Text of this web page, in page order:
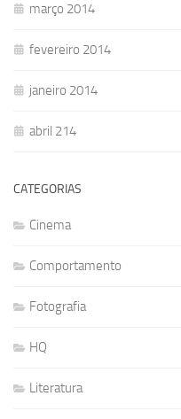
março 2014
fevereiro 2014
janeiro 2014
abril 214
CATEGORIAS
Cinema
Comportamento
Fotografia
HQ
Literatura